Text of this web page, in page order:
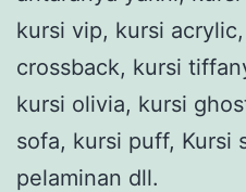
kursi vip, kursi
crossback, kursi
kursi olivia, kursi
sofa, kursi puff, Kursi
pelaminan dll.